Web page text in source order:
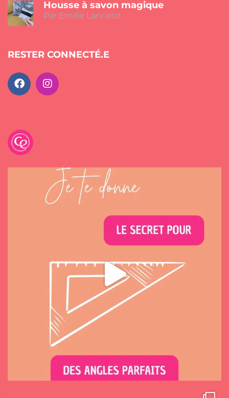
Housse à savon magique
Par Emilie Lancelot
RESTER CONNECTÉ.E